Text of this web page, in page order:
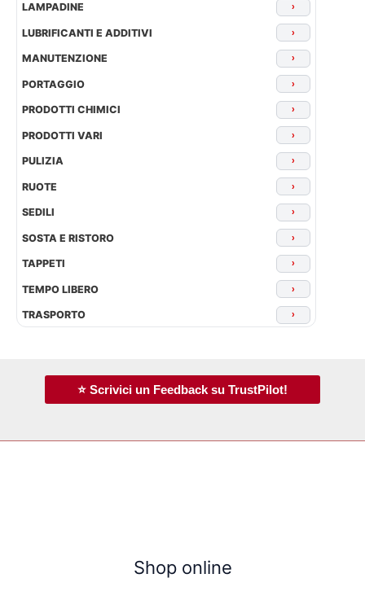
LAMPADINE ›
LUBRIFICANTI E ADDITIVI ›
MANUTENZIONE ›
PORTAGGIO ›
PRODOTTI CHIMICI ›
PRODOTTI VARI ›
PULIZIA ›
RUOTE ›
SEDILI ›
SOSTA E RISTORO ›
TAPPETI ›
TEMPO LIBERO ›
TRASPORTO ›
⭐ Scrivici un Feedback su TrustPilot!
Shop online